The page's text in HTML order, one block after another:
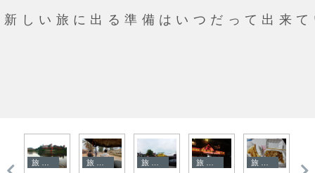
新しい旅に出る準備はいつだって出来